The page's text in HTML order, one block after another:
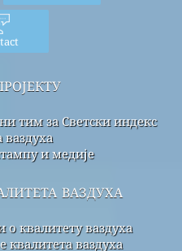
тим за Светски индекс
ваздуха
и медије
ваздуха
квалитету ваздуха
ваздуха